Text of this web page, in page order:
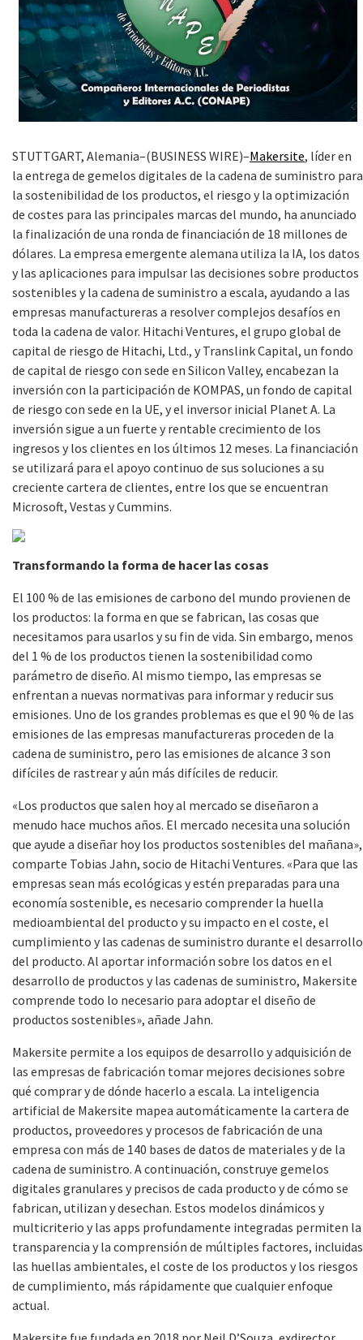
STUTTGART, Alemania–(BUSINESS WIRE)–Makersite, líder en
la entrega de gemelos digitales de la cadena de suministro para
la sostenibilidad de los productos, el riesgo y la optimización
de costes para las principales marcas del mundo, ha anunciado
la finalización de una ronda de financiación de 18 millones de
dólares. La empresa emergente alemana utiliza la IA, los datos
y las aplicaciones para impulsar las decisiones sobre productos
sostenibles y la cadena de suministro a escala, ayudando a las
empresas manufactureras a resolver complejos desafíos en
toda la cadena de valor. Hitachi Ventures, el grupo global de
capital de riesgo de Hitachi, Ltd., y Translink Capital, un fondo
de capital de riesgo con sede en Silicon Valley, encabezan la
inversión con la participación de KOMPAS, un fondo de capital
de riesgo con sede en la UE, y el inversor inicial Planet A. La
inversión sigue a un fuerte y rentable crecimiento de los
ingresos y los clientes en los últimos 12 meses. La financiación
se utilizará para el apoyo continuo de sus soluciones a su
creciente cartera de clientes, entre los que se encuentran
Microsoft, Vestas y Cummins.
Transformando la forma de hacer las cosas
El 100 % de las emisiones de carbono del mundo provienen de
los productos: la forma en que se fabrican, las cosas que
necesitamos para usarlos y su fin de vida. Sin embargo, menos
del 1 % de los productos tienen la sostenibilidad como
parámetro de diseño. Al mismo tiempo, las empresas se
enfrentan a nuevas normativas para informar y reducir sus
emisiones. Uno de los grandes problemas es que el 90 % de las
emisiones de las empresas manufactureras proceden de la
cadena de suministro, pero las emisiones de alcance 3 son
difíciles de rastrear y aún más difíciles de reducir.
«Los productos que salen hoy al mercado se diseñaron a
menudo hace muchos años. El mercado necesita una solución
que ayude a diseñar hoy los productos sostenibles del mañana»,
comparte Tobias Jahn, socio de Hitachi Ventures. «Para que las
empresas sean más ecológicas y estén preparadas para una
economía sostenible, es necesario comprender la huella
medioambiental del producto y su impacto en el coste, el
cumplimiento y las cadenas de suministro durante el desarrollo
del producto. Al aportar información sobre los datos en el
desarrollo de productos y las cadenas de suministro, Makersite
comprende todo lo necesario para adoptar el diseño de
productos sostenibles», añade Jahn.
Makersite permite a los equipos de desarrollo y adquisición de
las empresas de fabricación tomar mejores decisiones sobre
qué comprar y de dónde hacerlo a escala. La inteligencia
artificial de Makersite mapea automáticamente la cartera de
productos, proveedores y procesos de fabricación de una
empresa con más de 140 bases de datos de materiales y de la
cadena de suministro. A continuación, construye gemelos
digitales granulares y precisos de cada producto y de cómo se
fabrican, utilizan y desechan. Estos modelos dinámicos y
multicriterio y las apps profundamente integradas permiten la
transparencia y la comprensión de múltiples factores, incluidas
las huellas ambientales, el coste de los productos y los riesgos
de cumplimiento, más rápidamente que cualquier enfoque
actual.